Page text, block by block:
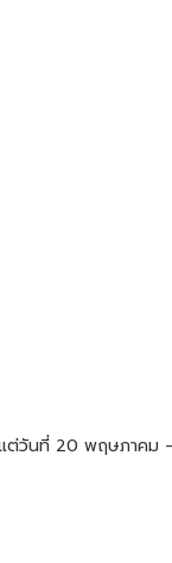
แต่วันที่ 20 พฤษภาค